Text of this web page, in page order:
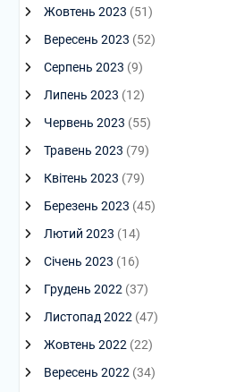
Жовтень 2023 (51)
Вересень 2023 (52)
Серпень 2023 (9)
Липень 2023 (12)
Червень 2023 (55)
Травень 2023 (79)
Квітень 2023 (79)
Березень 2023 (45)
Лютий 2023 (14)
Січень 2023 (16)
Грудень 2022 (37)
Листопад 2022 (47)
Жовтень 2022 (22)
Вересень 2022 (34)